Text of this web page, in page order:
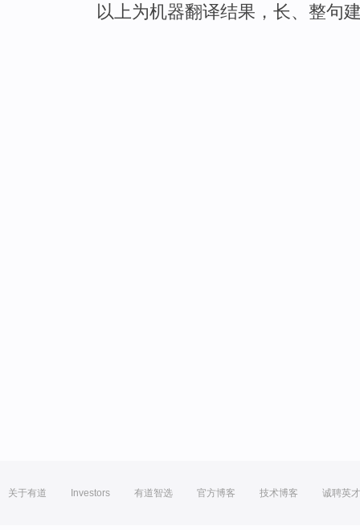
以上为机器翻译结果，长、整句
关于有道 Investors 有道智选 官方博客 技术博客 诚聘英才